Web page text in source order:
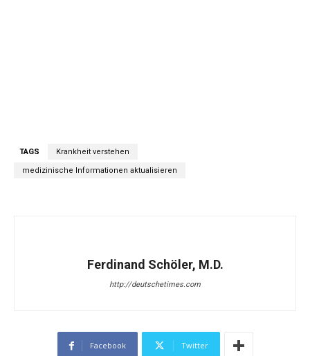
TAGS Krankheit verstehen
medizinische Informationen aktualisieren
Ferdinand Schöler, M.D.
http://deutschetimes.com
Facebook Twitter